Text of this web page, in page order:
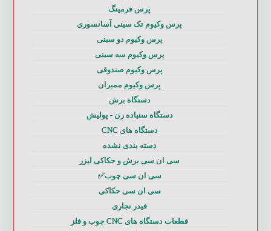
پرس فرمینگ
پرس وکیوم تک سینی آسانسوری
پرس وکیوم دو سینی
پرس وکیوم سه سینی
پرس وکیوم صندوقی
پرس وکیوم ممبران
دستگاه برش
دستگاه سنباده زن - پولیش
دستگاه های CNC
دسته بندی نشده
سی ان سی برش و حکاکی لیزر
سی ان سی چوب✅
سی ان سی حکاکی
فیدر نجاری
قطعات دستگاه های CNC چوب و فلز